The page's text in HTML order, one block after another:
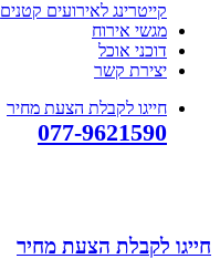
קייטרינג לאירועים קטנים
מגשי אירוח
דוכני אוכל
יצירת קשר
חייגו לקבלת הצעת מחיר
077-9621590
חייגו לקבלת הצעת מחיר